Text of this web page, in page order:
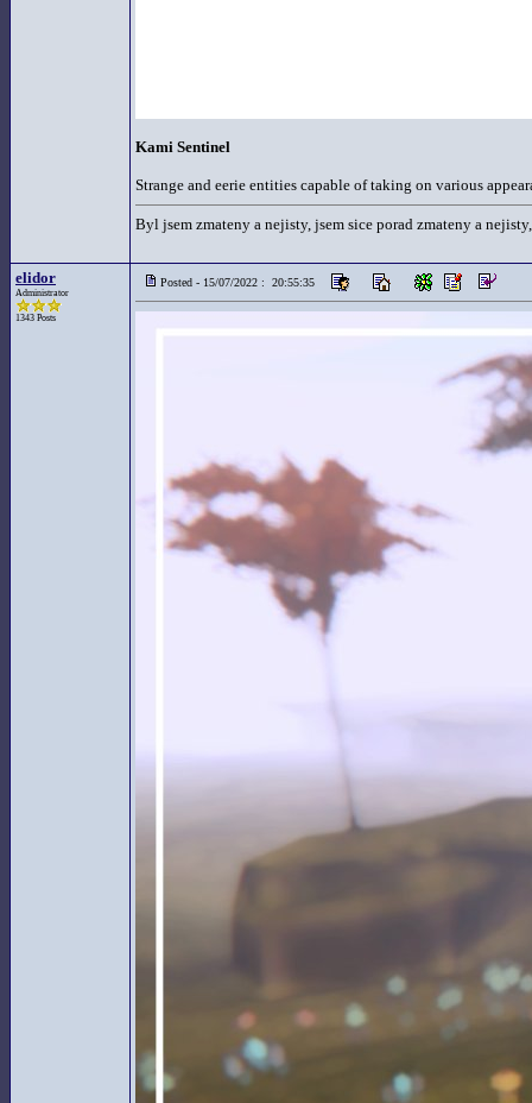
Kami Sentinel
Strange and eerie entities capable of taking on various
Byl jsem zmateny a nejisty, jsem sice porad zmateny a
elidor
Administrator
1343 Posts
Posted - 15/07/2022 : 20:55:35